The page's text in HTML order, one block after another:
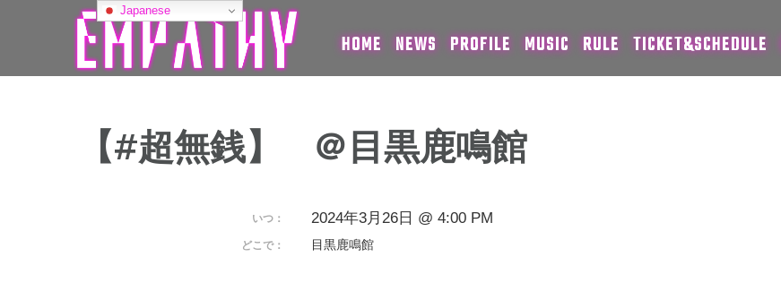
ツ
HOME NEWS PROFILE MUSIC RULE TICKET&SCHEDULE
【#超無銭】 ＠目黒鹿鳴館
いつ： 2024年3月26日 @ 4:00 PM
どこで： 目黒鹿鳴館
Japanese